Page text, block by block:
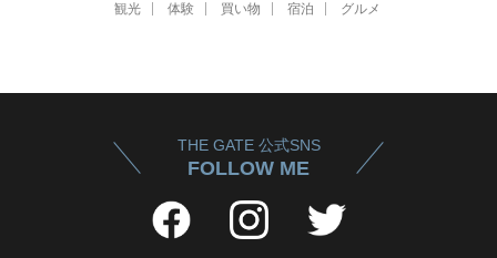
観光
体験 買い物 宿泊 グルメ
THE GATE 公式SNS
FOLLOW ME